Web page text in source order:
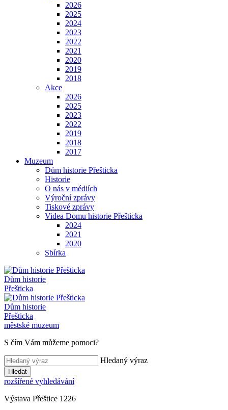
2026
2025
2024
2023
2022
2021
2020
2019
2018
Akce
2026
2025
2023
2022
2019
2018
2017
Muzeum
Dům historie Přešticka
Historie
O nás v médiích
Výroční zprávy
Tiskové zprávy
Videa Domu historie Přešticka
2024
2021
2020
Sbírka
Dům historie
Přešticka
Dům historie
Přešticka
městské muzeum
S čím Vám můžeme pomoci?
Hledaný výraz
Hledat
rozšířené vyhledávání
Výstava Přeštice 1226